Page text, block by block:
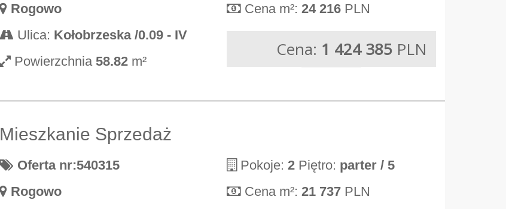
Rogowo
Ulica: Kołobrzeska /0.09 - IV
Powierzchnia 58.82 m²
Cena m²: 24 216 PLN
Cena: 1 424 385 PLN
Mieszkanie Sprzedaż
Oferta nr:540315
Rogowo
Pokoje: 2 Piętro: parter / 5
Cena m²: 21 737 PLN